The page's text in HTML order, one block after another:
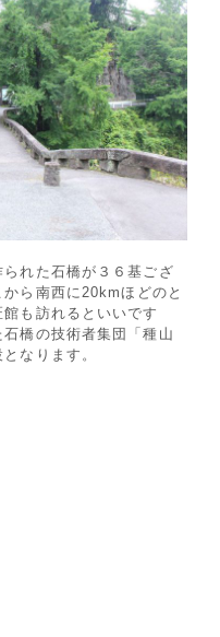
れた石橋が３６基ござ
ら南西に20kmほどのと
も訪れるといいです
橋の技術者集団「種山
なります。